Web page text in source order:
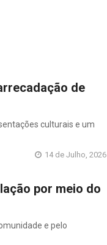
de
culturais e um
14 de Julho, 2026
por meio do
e pelo